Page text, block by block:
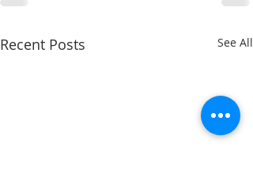
Recent Posts See All